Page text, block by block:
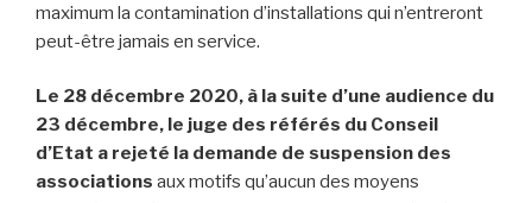
maximum la contamination d’installations qui n’entreront
peut-être jamais en service.
Le 28 décembre 2020, à la suite d’une audience du
23 décembre, le juge des référés du Conseil
d’Etat a rejeté la demande de suspension des
associations aux motifs qu’aucun des moyens